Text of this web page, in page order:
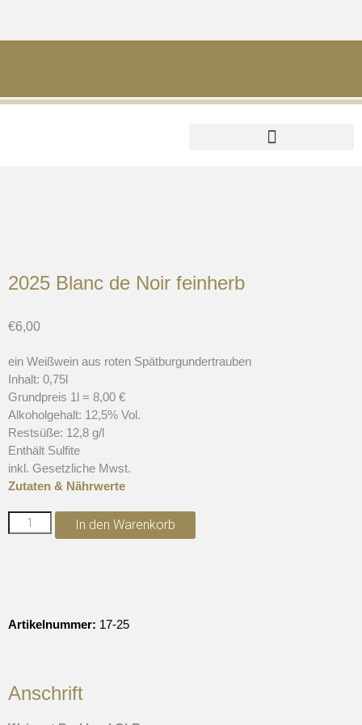
2025 Blanc de Noir feinherb
€6,00
ein Weißwein aus roten Spätburgundertrauben
Inhalt: 0,75l
Grundpreis 1l = 8,00 €
Alkoholgehalt: 12,5% Vol.
Restsüße: 12,8 g/l
Enthält Sulfite
inkl. Gesetzliche Mwst.
Zutaten & Nährwerte
In den Warenkorb
Artikelnummer: 17-25
Anschrift